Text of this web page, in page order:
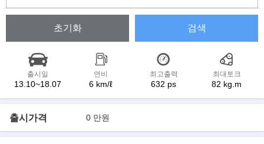
초기화 검색
출시일
13.10~18.07
연비
6 km/ℓ
최고출력
632 ps
최대토크
82 kg.m
출시가격 0 만원